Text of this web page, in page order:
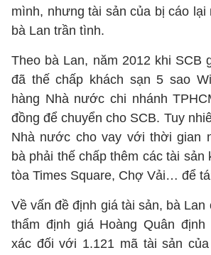
mình, nhưng tài sản của bị cáo lại
bà Lan trần tình.
Theo bà Lan, năm 2012 khi SCB
đã thế chấp khách sạn 5 sao
hàng Nhà nước chi nhánh
đồng để chuyển cho SCB. Tuy
Nhà nước cho vay với thời gian
bà phải thế chấp thêm các tài sản
tòa Times Square, Chợ Vải… để
Về vấn đề định giá tài sản, bà Lan
thẩm định giá Hoàng Quân định
xác đối với 1.121 mã tài sản